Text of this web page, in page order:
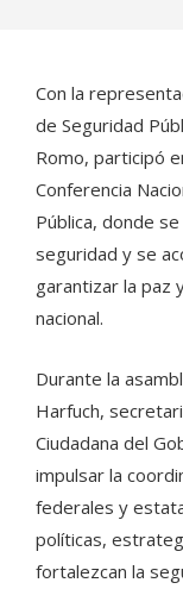
Con la
de Seguridad
Romo, participó
Conferencia
Pública, donde
seguridad y se
garantizar la paz
nacional.
Durante la
Harfuch,
Ciudadana del
impulsar la
federales y
políticas,
fortalezcan la